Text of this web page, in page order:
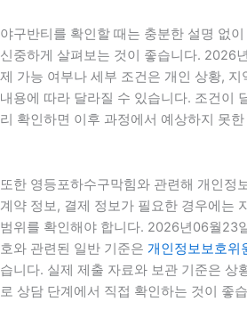
야구반티를 확인할 때는 충분한 설명 없
신중하게 살펴보는 것이 좋습니다. 2026
제 가능 여부나 세부 조건은 개인 상황,
내용에 따라 달라질 수 있습니다. 조건이
리 확인하면 이후 과정에서 예상하지 못
또한 영등포하수구막힘와 관련해 개인정
계약 정보, 결제 정보가 필요한 경우에는
범위를 확인해야 합니다. 2026년06월23
호와 관련된 일반 기준은 개인정보보호위
습니다. 실제 제출 자료와 보관 기준은 상
로 상담 단계에서 직접 확인하는 것이 좋